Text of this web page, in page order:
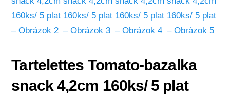
Tartelettes Tomato-bazalka
snack 4,2cm 160ks/ 5 plat